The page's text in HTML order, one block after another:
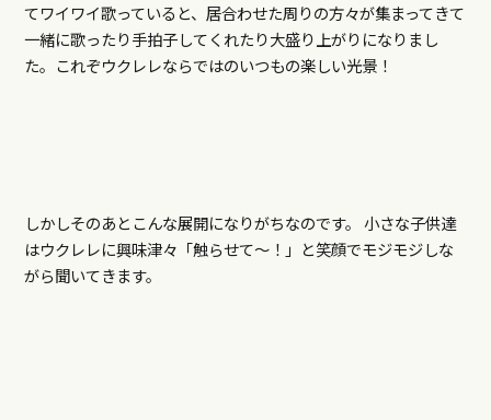
てワイワイ歌っていると、居合わせた周りの方々が集まってきて
一緒に歌ったり手拍子してくれたり大盛り上がりになりまし
た。これぞウクレレならではのいつもの楽しい光景！
しかしそのあとこんな展開になりがちなのです。 小さな子供達
はウクレレに興味津々「触らせて～！」と笑顔でモジモジしな
がら聞いてきます。